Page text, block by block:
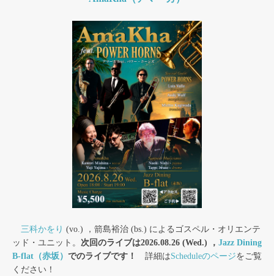
三科かをり (vo.) ，箭島裕治 (bs.) によるゴスペル・オリエンテ
ッド・ユニット。 次回のライブは2026.08.26 (Wed.) ， Jazz Dining
B-flat（赤坂） でのライブです！ 詳細はScheduleのページをご覧
ください！